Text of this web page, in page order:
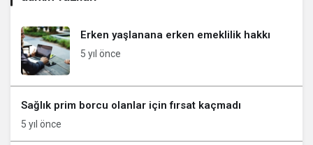
Erken yaşlanana erken emeklilik hakkı
5 yıl önce
Sağlık prim borcu olanlar için fırsat kaçmadı
5 yıl önce